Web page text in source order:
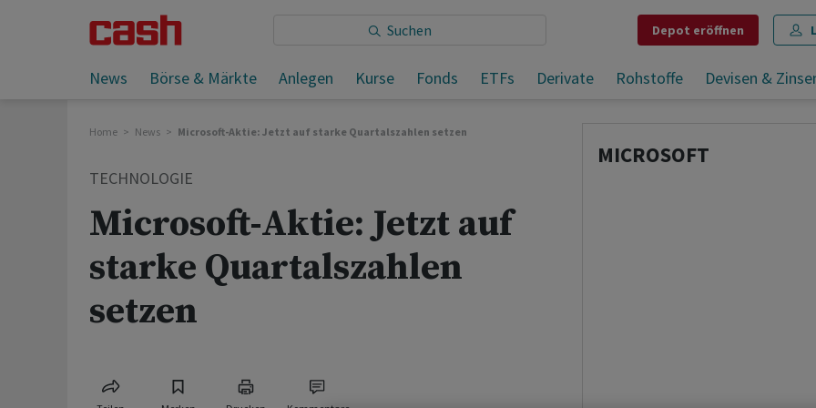
Depot eröffnen
News Börse & Märkte Anlegen Kurse Fonds ETFs Derivate Rohstoffe Devisen &
Sie lesen: Microsoft-Aktie: Jetzt auf starke Quartalszahlen setzen
Teilen Merken Drucken Kommentare
Home News Microsoft-Aktie: Jetzt auf starke Quartalszahlen setzen
TECHNOLOGIE
Microsoft-Aktie: Jetzt auf
starke Quartalszahlen
setzen
MICROSOFT